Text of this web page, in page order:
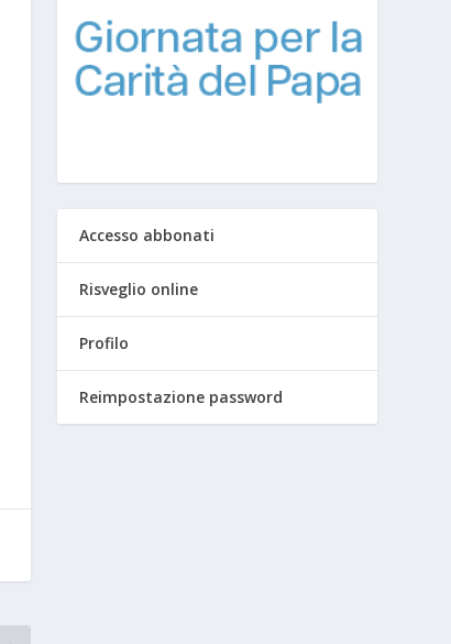
Accesso abbonati
Risveglio online
Profilo
Reimpostazione password